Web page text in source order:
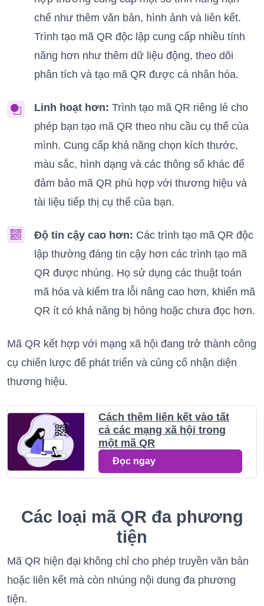
chế như thêm văn bản, hình ảnh và liên kết.
Trình tạo mã QR độc lập cung cấp nhiều tính
năng hơn như thêm dữ liệu động, theo dõi
phân tích và tạo mã QR được cá nhân hóa.
Linh hoạt hơn: Trình tạo mã QR riêng lẻ cho
phép bạn tạo mã QR theo nhu cầu cụ thể của
mình. Cung cấp khả năng chọn kích thước,
màu sắc, hình dạng và các thông số khác để
đảm bảo mã QR phù hợp với thương hiệu và
tài liệu tiếp thị cụ thể của bạn.
Độ tin cậy cao hơn: Các trình tạo mã QR độc
lập thường đáng tin cậy hơn các trình tạo mã
QR được nhúng. Họ sử dụng các thuật toán
mã hóa và kiểm tra lỗi nâng cao hơn, khiến mã
QR ít có khả năng bị hỏng hoặc chưa đọc hơn.
Mã QR kết hợp với mạng xã hội đang trở thành công
cụ chiến lược để phát triển và củng cố nhận diện
thương hiệu.
Cách thêm liên kết vào tất
cả các mạng xã hội trong
một mã QR
Đọc ngay
Các loại mã QR đa phương
tiện
Mã QR hiện đại không chỉ cho phép truyền văn bản
hoặc liên kết mà còn nhúng nội dung đa phương
tiện.